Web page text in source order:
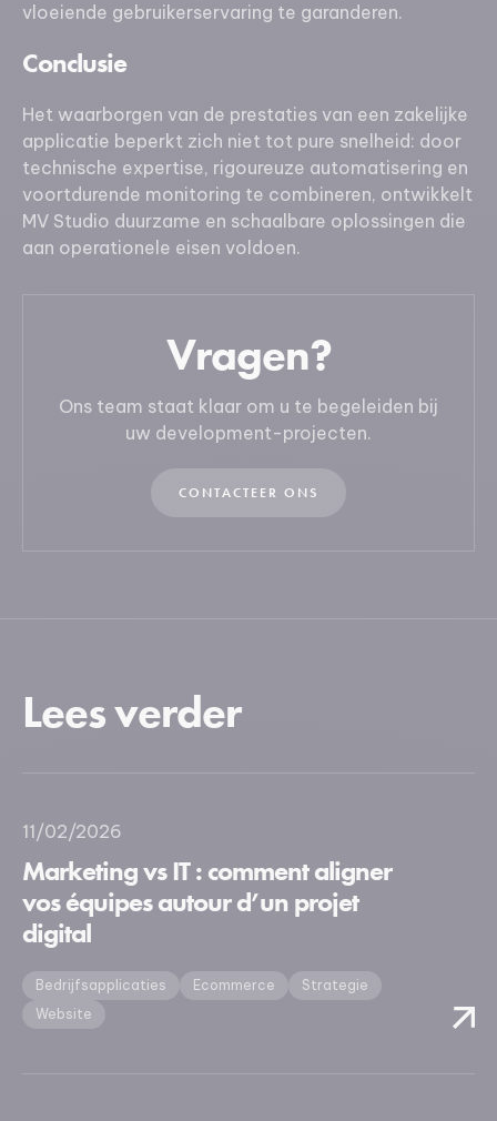
vloeiende gebruikerservaring te garanderen.
Conclusie
Het waarborgen van de prestaties van een zakelijke
applicatie beperkt zich niet tot pure snelheid: door
technische expertise, rigoureuze automatisering en
voortdurende monitoring te combineren, ontwikkelt
MV Studio duurzame en schaalbare oplossingen die
aan operationele eisen voldoen.
Vragen?
Ons team staat klaar om u te begeleiden bij
uw development-projecten.
CONTACTEER ONS
Lees verder
11/02/2026
Marketing vs IT : comment aligner
vos équipes autour d’un projet
digital
Bedrijfsapplicaties Ecommerce
Strategie
Website